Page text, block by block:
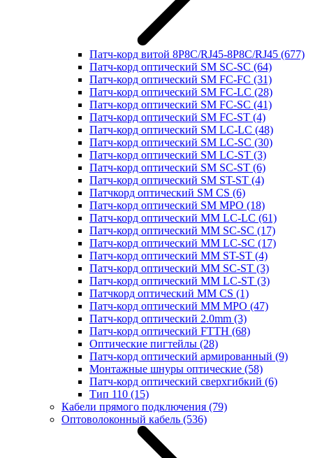
Патч-корд витой 8P8C/RJ45-8P8C/RJ45 (677)
Патч-корд оптический SM SC-SC (64)
Патч-корд оптический SM FC-FC (31)
Патч-корд оптический SM FC-LC (28)
Патч-корд оптический SM FC-SC (41)
Патч-корд оптический SM FC-ST (4)
Патч-корд оптический SM LC-LC (48)
Патч-корд оптический SM LC-SC (30)
Патч-корд оптический SM LC-ST (3)
Патч-корд оптический SM SC-ST (6)
Патч-корд оптический SM ST-ST (4)
Патчкорд оптический SM CS (6)
Патч-корд оптический SM MPO (18)
Патч-корд оптический MM LC-LC (61)
Патч-корд оптический MM SC-SC (17)
Патч-корд оптический MM LC-SC (17)
Патч-корд оптический MM ST-ST (4)
Патч-корд оптический MM SC-ST (3)
Патч-корд оптический MM LC-ST (3)
Патчкорд оптический MM CS (1)
Патч-корд оптический MM MPO (47)
Патч-корд оптический 2.0mm (3)
Патч-корд оптический FTTH (68)
Оптические пигтейлы (28)
Патч-корд оптический армированный (9)
Монтажные шнуры оптические (58)
Патч-корд оптический сверхгибкий (6)
Тип 110 (15)
Кабели прямого подключения (79)
Оптоволоконный кабель (536)